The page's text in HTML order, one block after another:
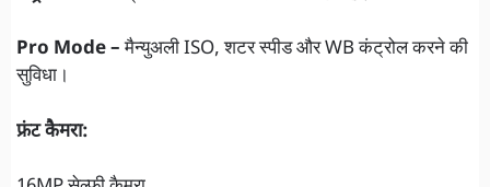
Pro Mode –मैन्युअली ISO, शटर स्पीड और WB कंट्रोल करने की
सुविधा।
फ्रंट कैमरा: